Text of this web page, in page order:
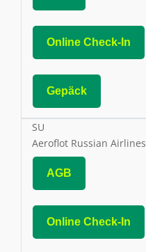
Online Check-In
Gepäck
SU
Aeroflot Russian Airlines
AGB
Online Check-In